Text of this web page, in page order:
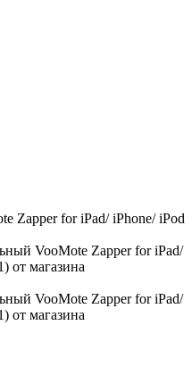
Zapper for iPad/ iPhone/ iPod